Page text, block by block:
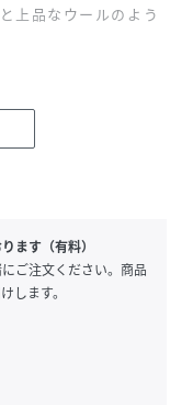
上品なウールのよう
ルエットをつくっ
トループにより、ベ
く時間であってほし
を語源として誕生
めた自分も、すべて
ます（有料）
ご注文ください。商品
します。